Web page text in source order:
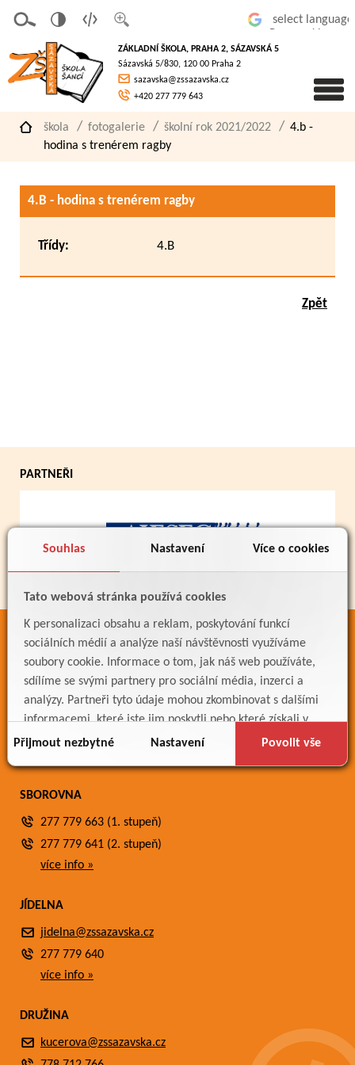
Souhlas Nastavení Více o cookies
Tato webová stránka používá cookies
K personalizaci obsahu a reklam, poskytování funkcí
sociálních médií a analýze naší návštěvnosti využíváme
soubory cookie. Informace o tom, jak náš web používáte,
sdílíme se svými partnery pro sociální média, inzerci a
analýzy. Partneři tyto údaje mohou zkombinovat s dalšími
informacemi, které jste jim poskytli nebo které získali v
důsledku toho, že používáte jejich služby.
Přijmout nezbytné Nastavení Povolit vše
písmo
á
verze
pro
slaboz
raké
ZÁKLADNÍ ŠKOLA, PRAHA 2, SÁZAVSKÁ 5
Sázavská 5/830, 120 00 Praha 2
sazavska@zssazavska.cz
+420 277 779 643
škola fotogalerie školní rok 2021/2022
4.b -
hodina s trenérem ragby
4.B - hodina s trenérem ragby
Třídy: 4.B
Zpět
PARTNEŘI
ODKAZY
Bakaláři
Jídelníček
Meteostanice
SBOROVNA
277 779 663 (1. stupeň)
277 779 641 (2. stupeň)
více info »
JÍDELNA
jidelna@zssazavska.cz
277 779 640
více info »
DRUŽINA
kucerova@zssazavska.cz